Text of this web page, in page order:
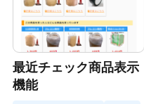
最近チェック商品表示
機能